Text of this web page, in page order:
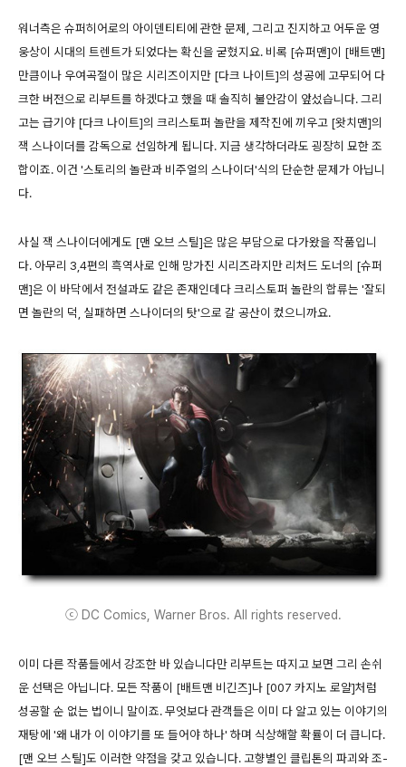
워너측은 슈퍼히어로의 아이덴티티에 관한 문제, 그리고 진지하고 어두운 영
웅상이 시대의 트렌트가 되었다는 확신을 굳혔지요. 비록 [슈퍼맨]이 [배트맨]
만큼이나 우여곡절이 많은 시리즈이지만 [다크 나이트]의 성공에 고무되어 다
크한 버전으로 리부트를 하겠다고 했을 때 솔직히 불안감이 앞섰습니다. 그리
고는 급기야 [다크 나이트]의 크리스토퍼 놀란을 제작진에 끼우고 [왓치맨]의
잭 스나이더를 감독으로 선임하게 됩니다. 지금 생각하더라도 굉장히 묘한 조
합이죠. 이건 '스토리의 놀란과 비주얼의 스나이더'식의 단순한 문제가 아닙니
다.
사실 잭 스나이더에게도 [맨 오브 스틸]은 많은 부담으로 다가왔을 작품입니
다. 아무리 3,4편의 흑역사로 인해 망가진 시리즈라지만 리처드 도너의 [슈퍼
맨]은 이 바닥에서 전설과도 같은 존재인데다 크리스토퍼 놀란의 합류는 '잘되
면 놀란의 덕, 실패하면 스나이더의 탓'으로 갈 공산이 컸으니까요.
ⓒ DC Comics, Warner Bros. All rights reserved.
이미 다른 작품들에서 강조한 바 있습니다만 리부트는 따지고 보면 그리 손쉬
운 선택은 아닙니다. 모든 작품이 [배트맨 비긴즈]나 [007 카지노 로얄]처럼
성공할 순 없는 법이니 말이죠. 무엇보다 관객들은 이미 다 알고 있는 이야기의
재탕에 '왜 내가 이 이야기를 또 들어야 하나' 하며 식상해할 확률이 더 큽니다.
[맨 오브 스틸]도 이러한 약점을 갖고 있습니다. 고향별인 클립톤의 파괴와 조-